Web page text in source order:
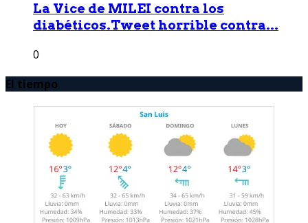
La Vice de MILEI contra los
diabéticos.Tweet horrible contra...
0
El tiempo